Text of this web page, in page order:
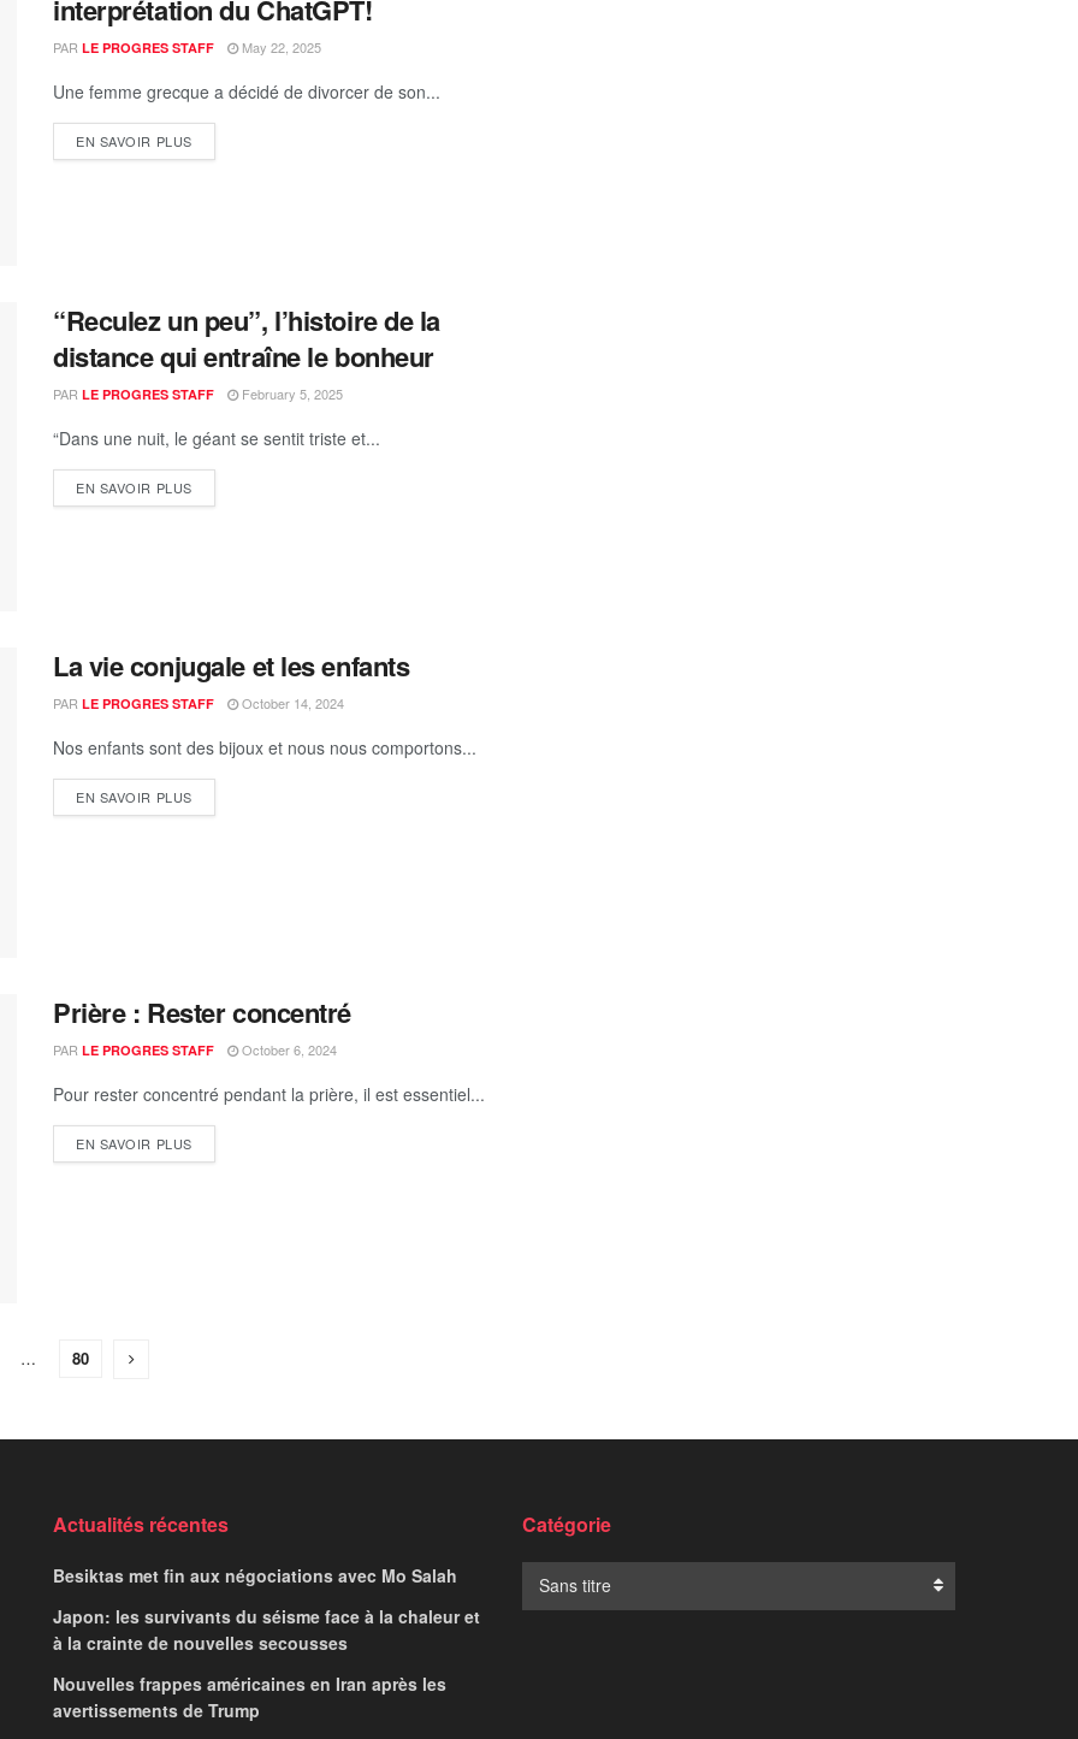
interprétation du ChatGPT!
PAR LE PROGRES STAFF May 22, 2025
Une femme grecque a décidé de divorcer de son...
EN SAVOIR PLUS
“Reculez un peu”, l’histoire de la
distance qui entraîne le bonheur
PAR LE PROGRES STAFF February 5, 2025
“Dans une nuit, le géant se sentit triste et...
EN SAVOIR PLUS
La vie conjugale et les enfants
PAR LE PROGRES STAFF October 14, 2024
Nos enfants sont des bijoux et nous nous comportons...
EN SAVOIR PLUS
Prière : Rester concentré
PAR LE PROGRES STAFF October 6, 2024
Pour rester concentré pendant la prière, il est essentiel...
EN SAVOIR PLUS
… 80
Actualités récentes
Besiktas met fin aux négociations avec Mo Salah
Japon: les survivants du séisme face à la chaleur et
à la crainte de nouvelles secousses
Nouvelles frappes américaines en Iran après les
avertissements de Trump
Catégorie
Sans titre